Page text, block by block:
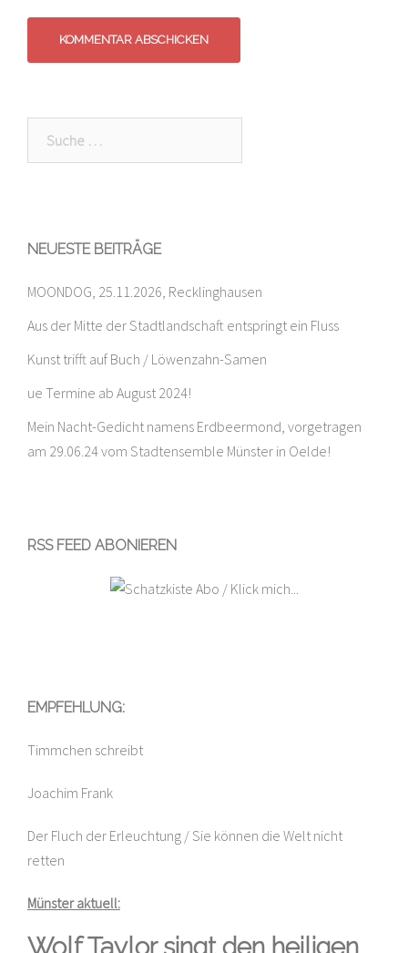
NEUESTE BEITRÄGE
MOONDOG, 25.11.2026, Recklinghausen
Aus der Mitte der Stadtlandschaft entspringt ein Fluss
Kunst trifft auf Buch / Löwenzahn-Samen
ue Termine ab August 2024!
Mein Nacht-Gedicht namens Erdbeermond, vorgetragen
am 29.06.24 vom Stadtensemble Münster in Oelde!
RSS FEED ABONIEREN
EMPFEHLUNG:
Timmchen schreibt
Joachim Frank
Der Fluch der Erleuchtung / Sie können die Welt nicht
retten
Münster aktuell: